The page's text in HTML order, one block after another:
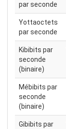
par seconde
Yottaoctets
par seconde
Kibibits par
seconde
(binaire)
Mébibits par
seconde
(binaire)
Gibibits par